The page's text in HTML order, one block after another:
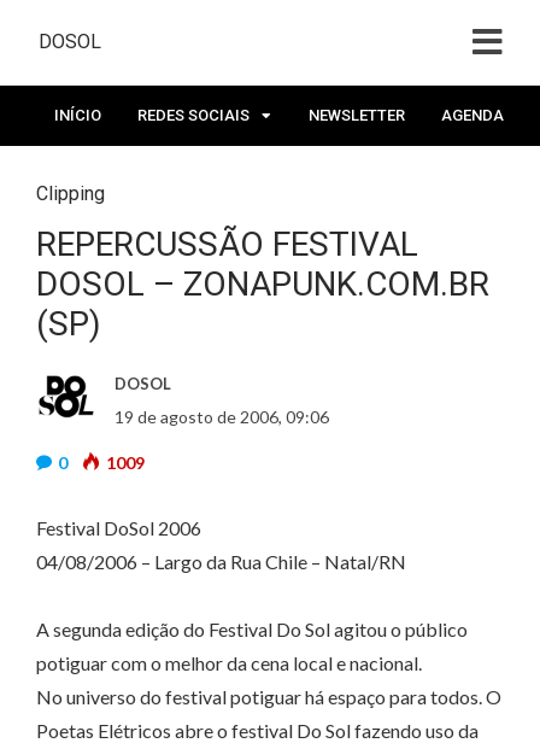
DOSOL
INÍCIO REDES SOCIAIS NEWSLETTER AGENDA
Clipping
REPERCUSSÃO FESTIVAL
DOSOL – ZONAPUNK.COM.BR
(SP)
DOSOL
19 de agosto de 2006, 09:06
0 1009
Festival DoSol 2006
04/08/2006 – Largo da Rua Chile – Natal/RN
A segunda edição do Festival Do Sol agitou o público
potiguar com o melhor da cena local e nacional.
No universo do festival potiguar há espaço para todos. O
Poetas Elétricos abre o festival Do Sol fazendo uso da